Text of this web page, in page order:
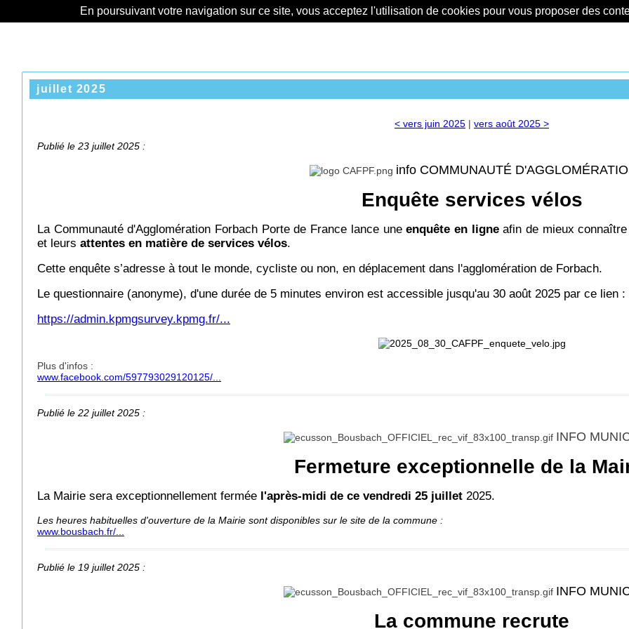
En poursuivant votre navigation sur ce site, vous acceptez l'utilisation de cookies pour vous proposer des
juillet 2025
< vers juin 2025 | vers août 2025 >
Publié le 23 juillet 2025 :
info COMMUNAUTÉ
Enquête services vélos
La Communauté d'Agglomération Forbach Porte de France lance uneenquête en ligneafin de mieux
et leurs attentes en matière de services vélos.
Cette enquête s’adresse à tout le monde, cycliste ou non, en déplacement dans l'agglomération de Forbach.
Le questionnaire (anonyme), d'une durée de 5 minutes environ est accessible jusqu'au 30 août 2025 par ce lien :
https://admin.kpmgsurvey.kpmg.fr/...
Plus d'infos :
www.facebook.com/597793029120125/...
Publié le 22 juillet 2025 :
INFO
Fermeture exceptionnelle de la
La Mairie sera exceptionnellement fermée l'après-midi de ce vendredi 25 juillet 2025.
Les heures habituelles d'ouverture de la Mairie sont disponibles sur le site de la commune :
www.bousbach.fr/...
Publié le 19 juillet 2025 :
INFO
La commune recrute